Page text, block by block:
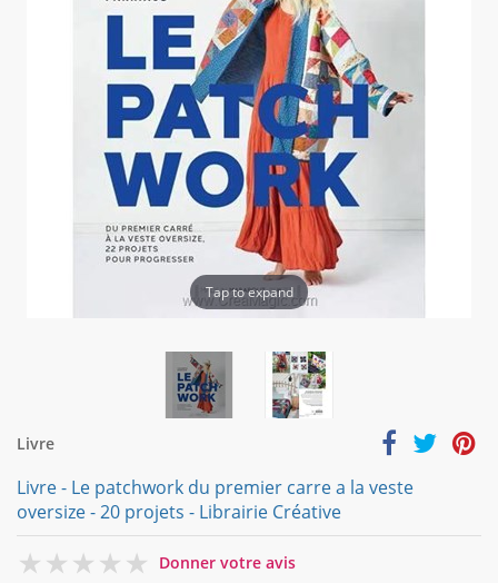
Tap to expand
Livre
Livre - Le patchwork du premier carre a la veste
oversize - 20 projets - Librairie Créative
0
Donner votre avis